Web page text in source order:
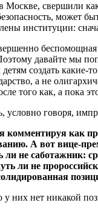
Москве, свершили
может
институции:
давайте мы
создать какие-
а не
того как, а пока
условно говоря,
комментируя как
А вот вице-
ли не
ли не
них нет никакой